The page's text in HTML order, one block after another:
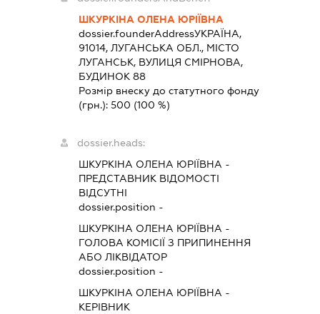
ШКУРКІНА ОЛЕНА ЮРІЇВНА
dossier.founderAddressУКРАЇНА,
91014, ЛУГАНСЬКА ОБЛ., МІСТО
ЛУГАНСЬК, ВУЛИЦЯ СМІРНОВА,
БУДИНОК 88
Розмір внеску до статутного фонду
(грн.): 500 (100 %)
dossier.heads:
ШКУРКІНА ОЛЕНА ЮРІЇВНА -
ПРЕДСТАВНИК ВІДОМОСТІ
ВІДСУТНІ
dossier.position -
ШКУРКІНА ОЛЕНА ЮРІЇВНА -
ГОЛОВА КОМІСІЇ З ПРИПИНЕННЯ
АБО ЛІКВІДАТОР
dossier.position -
ШКУРКІНА ОЛЕНА ЮРІЇВНА -
КЕРІВНИК